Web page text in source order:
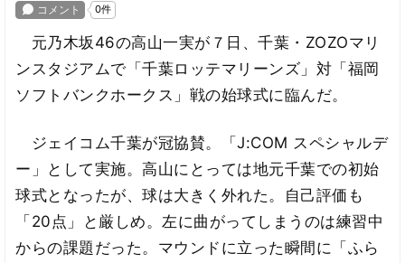
元乃木坂46の高山一実が７日、千葉・ZOZOマリ
ンスタジアムで「千葉ロッテマリーンズ」対「福岡
ソフトバンクホークス」戦の始球式に臨んだ。
ジェイコム千葉が冠協賛。「J:COM スペシャルデ
ー」として実施。高山にとっては地元千葉での初始
球式となったが、球は大きく外れた。自己評価も
「20点」と厳しめ。左に曲がってしまうのは練習中
からの課題だった。マウンドに立った瞬間に「ふら